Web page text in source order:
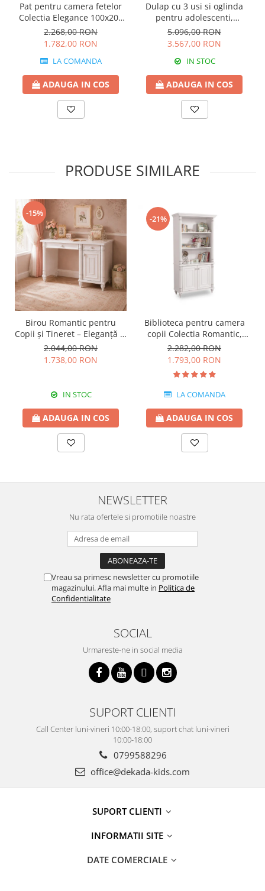
Pat pentru camera fetelor
Colectia Elegance 100x200
cm
2.268,00 RON
1.782,00 RON
LA COMANDA
ADAUGA IN COS
Dulap cu 3 usi si oglinda
pentru adolescenti,
145x210x59 cm, colectia
Elegance
5.096,00 RON
3.567,00 RON
IN STOC
ADAUGA IN COS
PRODUSE SIMILARE
-15%
Birou Romantic pentru
Copii și Tineret – Eleganță și
Funcționalitate, 117x62x75
cm
2.044,00 RON
1.738,00 RON
IN STOC
ADAUGA IN COS
-21%
Biblioteca pentru camera
copii Colectia Romantic,
96x42x186 cm
2.282,00 RON
1.793,00 RON
LA COMANDA
ADAUGA IN COS
NEWSLETTER
Nu rata ofertele si promotiile noastre
Vreau sa primesc newsletter cu promotiile
magazinului. Afla mai multe in Politica de
Confidentialitate
SOCIAL
Urmareste-ne in social media
SUPORT CLIENTI
Call Center luni-vineri 10:00-18:00, suport chat luni-vineri
10:00-18:00
0799588296
office@dekada-kids.com
SUPORT CLIENTI
INFORMATII SITE
DATE COMERCIALE